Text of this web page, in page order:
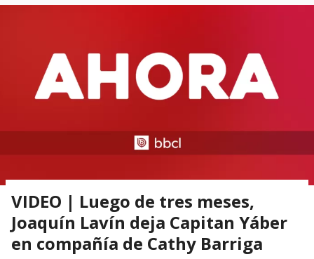
VIDEO | Luego de tres meses,
Joaquín Lavín deja Capitan Yáber
en compañía de Cathy Barriga